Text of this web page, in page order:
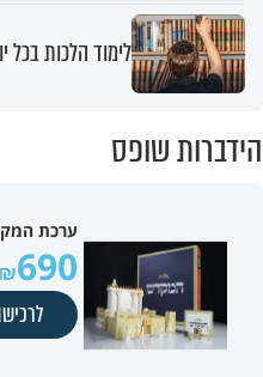
לימוד הלכות בכל
הידברות שופס
ערכת
690